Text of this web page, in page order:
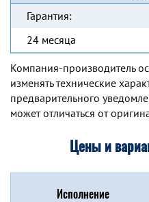
Гарантия:
24 месяца
Компания-производитель
изменять технические
предварительного
может отличаться от
Цены и
Исполнение